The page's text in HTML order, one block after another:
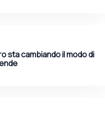
sta cambiando il modo di